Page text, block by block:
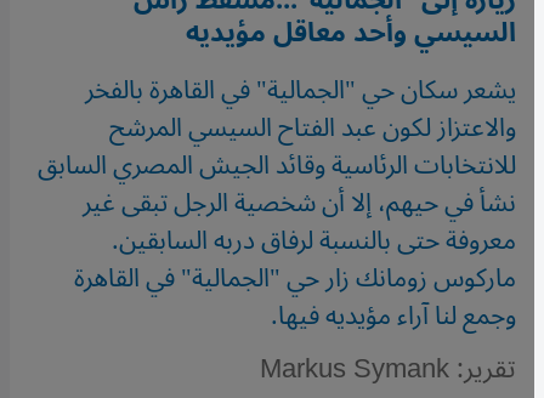
السيسي وأحد معاقل مؤيديه
يشعر سكان حي "الجمالية" في القاهرة بالفخر
والاعتزاز لكون عبد الفتاح السيسي المرشح
للانتخابات الرئاسية وقائد الجيش المصري السابق
نشأ في حيهم، إلا أن شخصية الرجل تبقى غير
معروفة حتى بالنسبة لرفاق دربه السابقين.
ماركوس زومانك زار حي "الجمالية" في القاهرة
وجمع لنا آراء مؤيديه فيها.
تقرير: Markus Symank